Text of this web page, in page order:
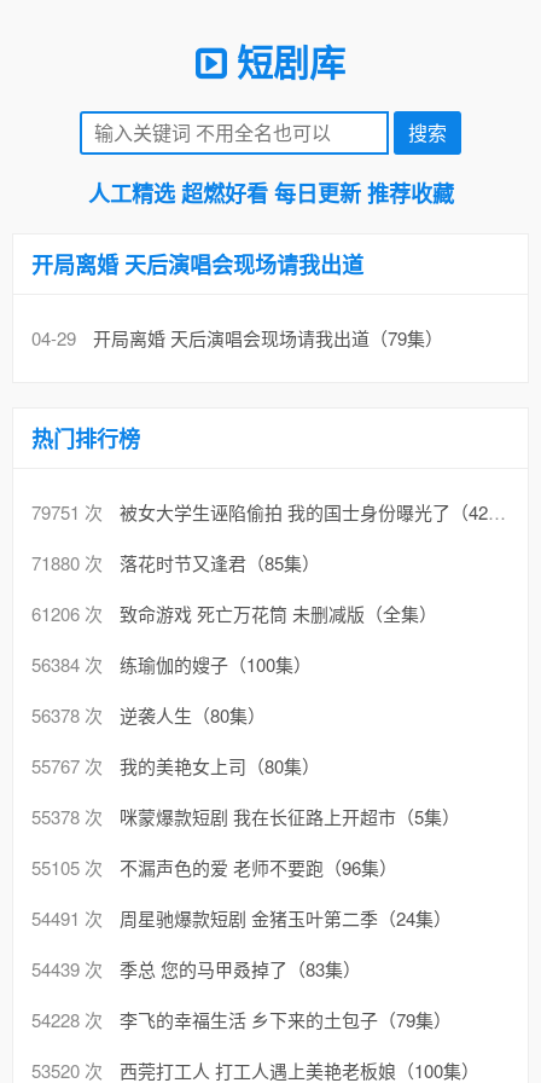
短剧库
人工精选 超燃好看 每日更新 推荐收藏
开局离婚 天后演唱会现场请我出道
04-29 开局离婚 天后演唱会现场请我出道（79集）
热门排行榜
79751 次
被女大学生诬陷偷拍 我的国士身份曝光了（42集）
71880 次
落花时节又逢君（85集）
61206 次
致命游戏 死亡万花筒 未删减版（全集）
56384 次
练瑜伽的嫂子（100集）
56378 次
逆袭人生（80集）
55767 次
我的美艳女上司（80集）
55378 次
咪蒙爆款短剧 我在长征路上开超市（5集）
55105 次
不漏声色的爱 老师不要跑（96集）
54491 次
周星驰爆款短剧 金猪玉叶第二季（24集）
54439 次
季总 您的马甲叒掉了（83集）
54228 次
李飞的幸福生活 乡下来的土包子（79集）
53520 次
西莞打工人 打工人遇上美艳老板娘（100集）